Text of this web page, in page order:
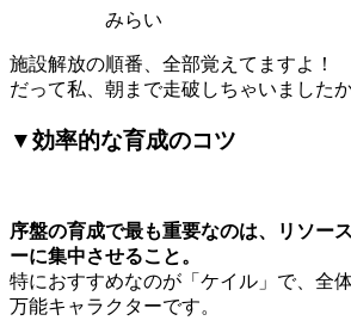
みらい
施設解放の順番、全部覚えてますよ！
だって私、朝まで走破しちゃいました
▼効率的な育成のコツ
序盤の育成で最も重要なのは、リソー
ーに集中させること。
特におすすめなのが「ケイル」で、全
万能キャラクターです。